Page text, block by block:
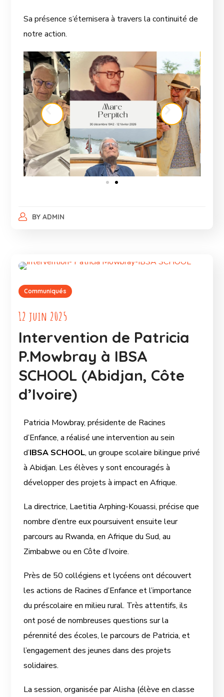
Sa présence s’éternisera à travers la continuité de
notre action.
BY ADMIN
Communiqués
12 juin 2025
Intervention de Patricia
P.Mowbray à IBSA
SCHOOL (Abidjan, Côte
d’Ivoire)
Patricia Mowbray, présidente de Racines
d’Enfance, a réalisé une intervention au sein
d’IBSA SCHOOL, un groupe scolaire bilingue privé
à Abidjan. Les élèves y sont encouragés à
développer des projets à impact en Afrique.
La directrice, Laetitia Arphing-Kouassi, précise que
nombre d’entre eux poursuivent ensuite leur
parcours au Rwanda, en Afrique du Sud, au
Zimbabwe ou en Côte d’Ivoire.
Près de 50 collégiens et lycéens ont découvert
les actions de Racines d’Enfance et l’importance
du préscolaire en milieu rural. Très attentifs, ils
ont posé de nombreuses questions sur la
pérennité des écoles, le parcours de Patricia, et
l’engagement des jeunes dans des projets
solidaires.
La session, organisée par Alisha (élève en classe